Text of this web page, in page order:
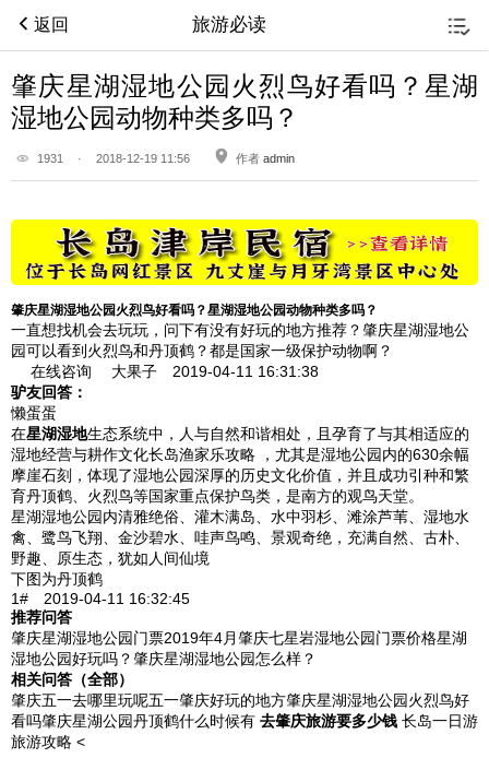
返回 旅游必读
肇庆星湖湿地公园火烈鸟好看吗？星湖
湿地公园动物种类多吗？
1931 · 2018-12-19 11:56 作者 admin
肇庆星湖湿地公园火烈鸟好看吗？星湖湿地公园动物种类多吗？
一直想找机会去玩玩，问下有没有好玩的地方推荐？肇庆星湖湿地公
园可以看到火烈鸟和丹顶鹤？都是国家一级保护动物啊？
在线咨询 大果子 2019-04-11 16:31:38
驴友回答：
懒蛋蛋
在星湖湿地生态系统中，人与自然和谐相处，且孕育了与其相适应的
湿地经营与耕作文化长岛渔家乐攻略 ，尤其是湿地公园内的630余幅
摩崖石刻，体现了湿地公园深厚的历史文化价值，并且成功引种和繁
育丹顶鹤、火烈鸟等国家重点保护鸟类，是南方的观鸟天堂。
星湖湿地公园内清雅绝俗、灌木满岛、水中羽杉、滩涂芦苇、湿地水
禽、鹭鸟飞翔、金沙碧水、哇声鸟鸣、景观奇绝，充满自然、古朴、
野趣、原生态，犹如人间仙境
下图为丹顶鹤
1# 2019-04-11 16:32:45
推荐问答
肇庆星湖湿地公园门票2019年4月肇庆七星岩湿地公园门票价格星湖
湿地公园好玩吗？肇庆星湖湿地公园怎么样？
相关问答（全部）
肇庆五一去哪里玩呢五一肇庆好玩的地方肇庆星湖湿地公园火烈鸟好
看吗肇庆星湖公园丹顶鹤什么时候有 去肇庆旅游要多少钱 长岛一日游
旅游攻略 <